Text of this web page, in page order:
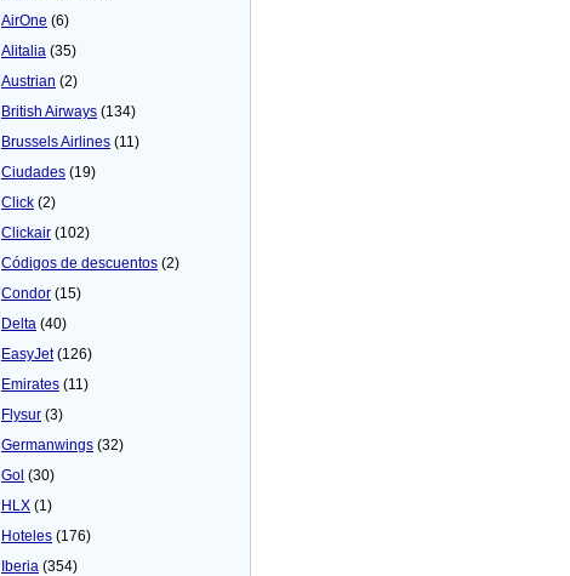
AirOne (6)
Alitalia (35)
Austrian (2)
British Airways (134)
Brussels Airlines (11)
Ciudades (19)
Click (2)
Clickair (102)
Códigos de descuentos (2)
Condor (15)
Delta (40)
EasyJet(126)
Emirates (11)
Flysur (3)
Germanwings (32)
Gol (30)
HLX (1)
Hoteles (176)
Iberia (354)